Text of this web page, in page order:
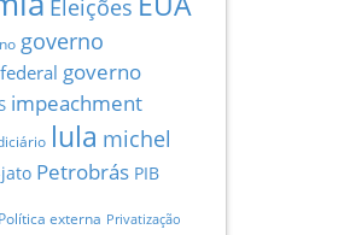
Eleições
governo
governo
impeachment
lula michel
Petrobrás PIB
Política externa Privatização